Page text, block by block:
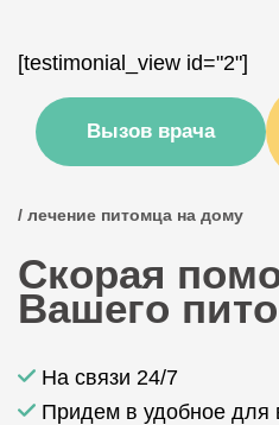
[testimonial_view id="2"]
Вызов врача
/ лечение питомца на дому
Скорая
Вашего
На связи 24/7
Придем в удобное для